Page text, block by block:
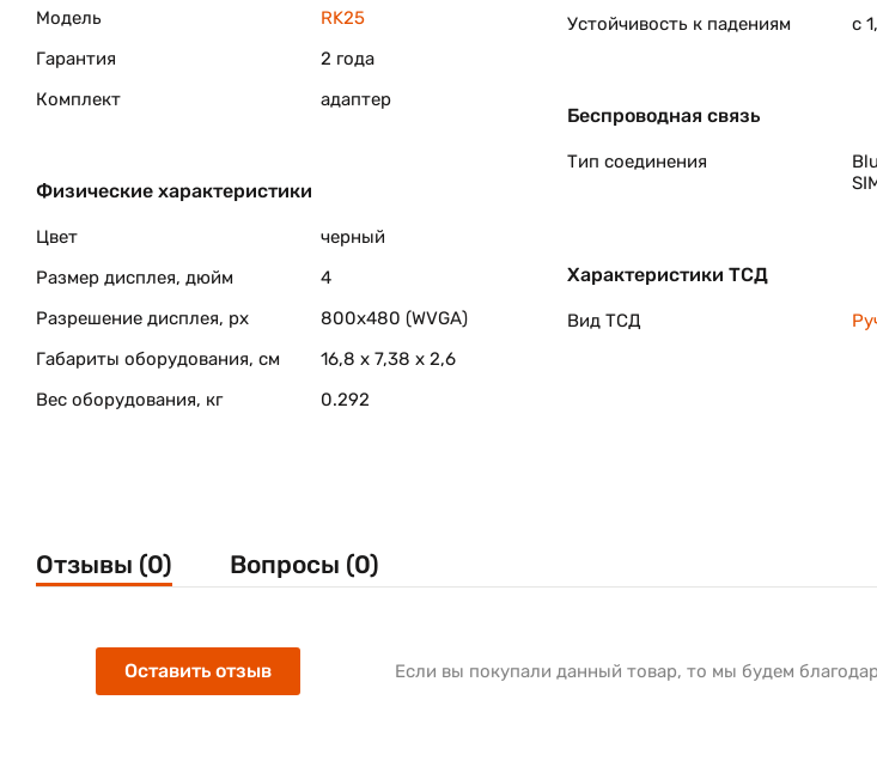
Модель
RK25
Гарантия
2 года
Комплект
адаптер
Физические характеристики
Цвет
черный
Размер дисплея, дюйм
4
Разрешение дисплея, px
800х480 (WVGA)
Габариты оборудования, см
16,8 x 7,38 x 2,6
Вес оборудования, кг
0.292
Устойчивость к падениям
с
Беспроводная связь
Тип соединения
Характеристики ТСД
Вид ТСД
Отзывы (0) Вопросы (0)
Оставить отзыв Если вы покупали данный товар, то мы будем